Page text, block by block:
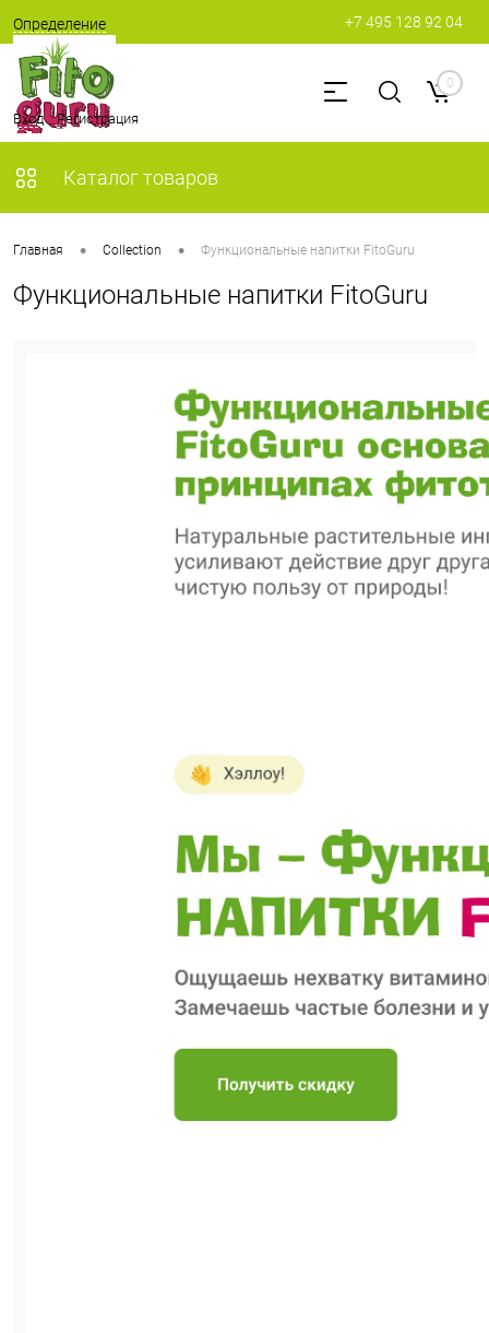
Вход Регистрация
Определение +7 495 128 92 04
0
Каталог товаров
Главная • Collection • Функциональные напитки FitoGuru
Функциональные напитки FitoGuru